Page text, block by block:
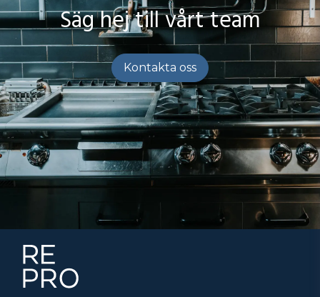
Säg hej till vårt team
Kontakta oss